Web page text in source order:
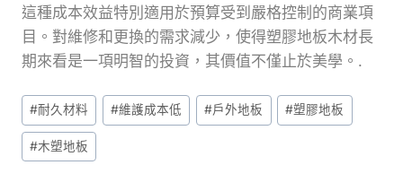
這種成本效益特別適用於預算受到嚴格控制的商業項
目。對維修和更換的需求減少，使得塑膠地板木材長
期來看是一項明智的投資，其價值不僅止於美學。.
張
貼
標
#耐久材料 #維護成本低 #戶外地板 #塑膠地板
#木塑地板